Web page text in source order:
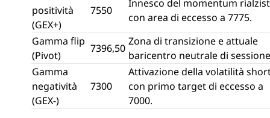
positività
(GEX+)
7550
Innesco del momentum
con area di eccesso a 7775.
Gamma flip
(Pivot)
7396,50
Zona di transizione e attuale
baricentro neutrale di
Gamma
negatività
(GEX-)
7300
Attivazione della volatilità
con primo target di eccesso a
7000.